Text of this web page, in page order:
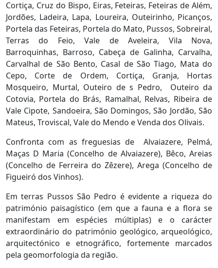
Cortiça, Cruz do Bispo, Eiras, Feteiras, Feteiras de Além,
Jordões, Ladeira, Lapa, Loureira, Outeirinho, Picanços,
Portela das Feteiras, Portela do Mato, Pussos, Sobreiral,
Terras do Feio, Vale de Aveleira, Vila Nova,
Barroquinhas, Barroso, Cabeça de Galinha, Carvalha,
Carvalhal de São Bento, Casal de São Tiago, Mata do
Cepo, Corte de Ordem, Cortiça, Granja, Hortas
Mosqueiro, Murtal, Outeiro de s Pedro, Outeiro da
Cotovia, Portela do Brás, Ramalhal, Relvas, Ribeira de
Vale Cipote, Sandoeira, São Domingos, São Jordão, São
Mateus, Troviscal, Vale do Mendo e Venda dos Olivais.
Confronta com as freguesias de Alvaiazere, Pelmá,
Maças D Maria (Concelho de Alvaiazere), Bêco, Areias
(Concelho de Ferreira do Zêzere), Arega (Concelho de
Figueiró dos Vinhos).
Em terras Pussos São Pedro é evidente a riqueza do
património paisagístico (em que a fauna e a flora se
manifestam em espécies múltiplas) e o carácter
extraordinário do património geológico, arqueológico,
arquitectónico e etnográfico, fortemente marcados
pela geomorfologia da região.